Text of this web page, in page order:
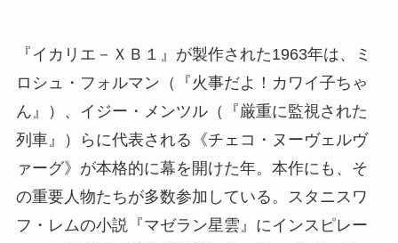
『イカリエ－ＸＢ１』が製作された1963年は、ミ
ロシュ・フォルマン（『火事だよ！カワイ子ちゃ
ん』）、イジー・メンツル（『厳重に監視された
列車』）らに代表される《チェコ・ヌーヴェルヴ
ァーグ》が本格的に幕を開けた年。本作にも、そ
の重要人物たちが多数参加している。スタニスワ
フ・レムの小説『マゼラン星雲』にインスピレー